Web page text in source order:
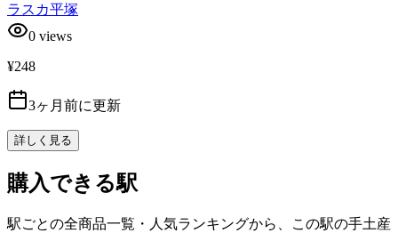
ラスカ平塚
0 views
¥248
3ヶ月前に更新
詳しく見る
購入できる駅
駅ごとの全商品一覧・人気ランキングから、この駅の手土産